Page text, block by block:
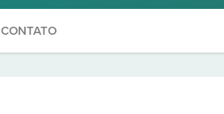
CONTATO